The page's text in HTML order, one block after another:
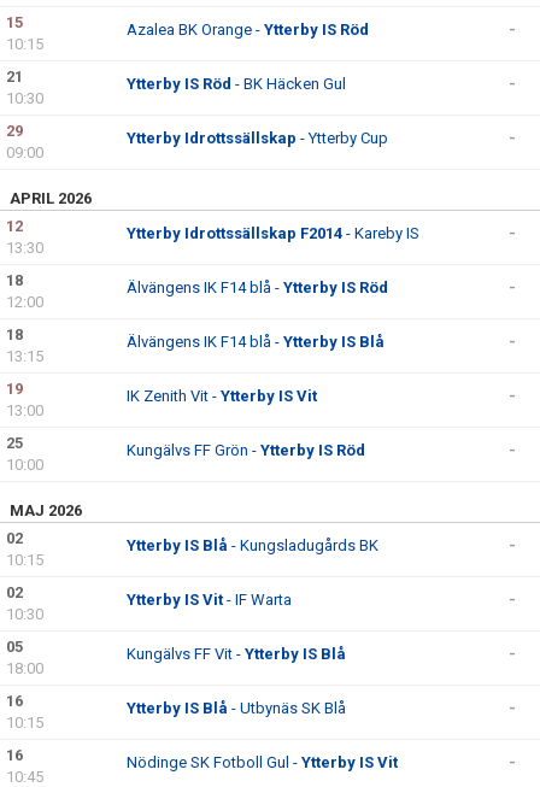
15
10:15
Azalea BK Orange - Ytterby IS Röd -
21
10:30
Ytterby IS Röd - BK Häcken Gul -
29
09:00
Ytterby Idrottssällskap - Ytterby Cup -
APRIL 2026
12
13:30
Ytterby Idrottssällskap F2014 - Kareby IS -
18
12:00
Älvängens IK F14 blå - Ytterby IS Röd -
18
13:15
Älvängens IK F14 blå - Ytterby IS Blå -
19
13:00
IK Zenith Vit - Ytterby IS Vit -
25
10:00
Kungälvs FF Grön - Ytterby IS Röd -
MAJ 2026
02
10:15
Ytterby IS Blå - Kungsladugårds BK -
02
10:30
Ytterby IS Vit - IF Warta -
05
18:00
Kungälvs FF Vit - Ytterby IS Blå -
16
10:15
Ytterby IS Blå - Utbynäs SK Blå -
16
10:45
Nödinge SK Fotboll Gul - Ytterby IS Vit -